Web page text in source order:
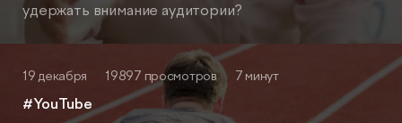
удержать внимание аудитории?
19 декабря 19897 просмотров 7 минут
#YouTube